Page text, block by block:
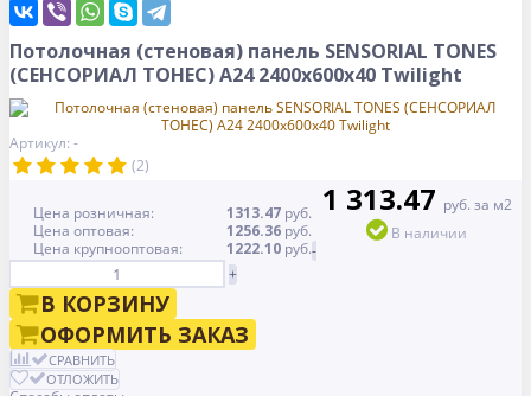
Потолочная (стеновая) панель SENSORIAL TONES
(СЕНСОРИАЛ ТОНЕС) A24 2400x600x40 Twilight
Артикул: -
(2)
Цена розничная: 1313.47 руб.
Цена оптовая:
1256.36 руб.
Цена крупнооптовая:
1222.10 руб.
1 313.47 руб. за м2
В наличии
-
+
В КОРЗИНУ
ОФОРМИТЬ ЗАКАЗ
СРАВНИТЬ
ОТЛОЖИТЬ